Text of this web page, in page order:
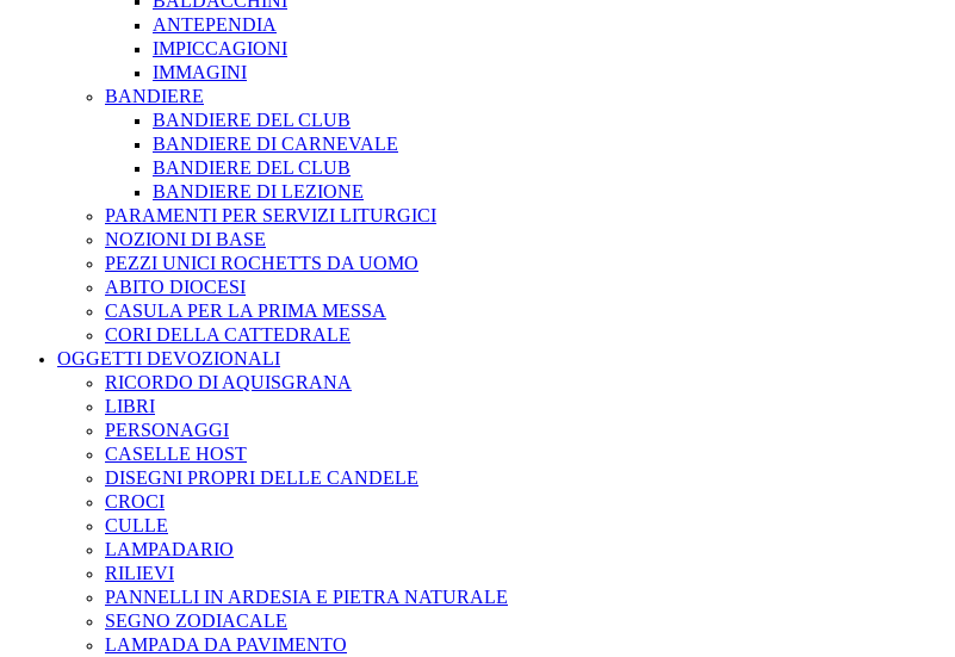
ANTEPENDIA
IMPICCAGIONI
IMMAGINI
BANDIERE
BANDIERE DEL CLUB
BANDIERE DI CARNEVALE
BANDIERE DEL CLUB
BANDIERE DI LEZIONE
PARAMENTI PER SERVIZI LITURGICI
NOZIONI DI BASE
PEZZI UNICI ROCHETTS DA UOMO
ABITO DIOCESI
CASULA PER LA PRIMA MESSA
CORI DELLA CATTEDRALE
OGGETTI DEVOZIONALI
RICORDO DI AQUISGRANA
LIBRI
PERSONAGGI
CASELLE HOST
DISEGNI PROPRI DELLE CANDELE
CROCI
CULLE
LAMPADARIO
RILIEVI
PANNELLI IN ARDESIA E PIETRA NATURALE
SEGNO ZODIACALE
LAMPADA DA PAVIMENTO